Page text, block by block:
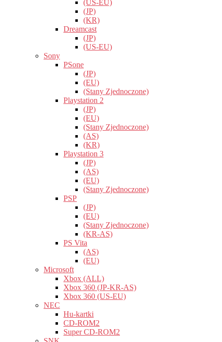
(US-EU)
(JP)
(KR)
Dreamcast
(JP)
(US-EU)
Sony
PSone
(JP)
(EU)
(Stany Zjednoczone)
Playstation 2
(JP)
(EU)
(Stany Zjednoczone)
(AS)
(KR)
Playstation 3
(JP)
(AS)
(EU)
(Stany Zjednoczone)
PSP
(JP)
(EU)
(Stany Zjednoczone)
(KR-AS)
PS Vita
(AS)
(EU)
Microsoft
Xbox (ALL)
Xbox 360 (JP-KR-AS)
Xbox 360 (US-EU)
NEC
Hu-kartki
CD-ROM2
Super CD-ROM2